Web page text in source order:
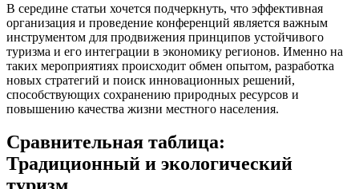
В середине статьи хочется подчеркнуть, что эффективная
организация и проведение конференций является важным
инструментом для продвижения принципов устойчивого
туризма и его интеграции в экономику регионов. Именно на
таких мероприятиях происходит обмен опытом, разработка
новых стратегий и поиск инновационных решений,
способствующих сохранению природных ресурсов и
повышению качества жизни местного населения.
Сравнительная таблица:
Традиционный и экологический